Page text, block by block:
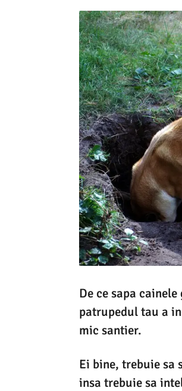
De ce sapa
patrupedul tau a
mic santier.
Ei bine, trebuie sa
insa trebuie sa